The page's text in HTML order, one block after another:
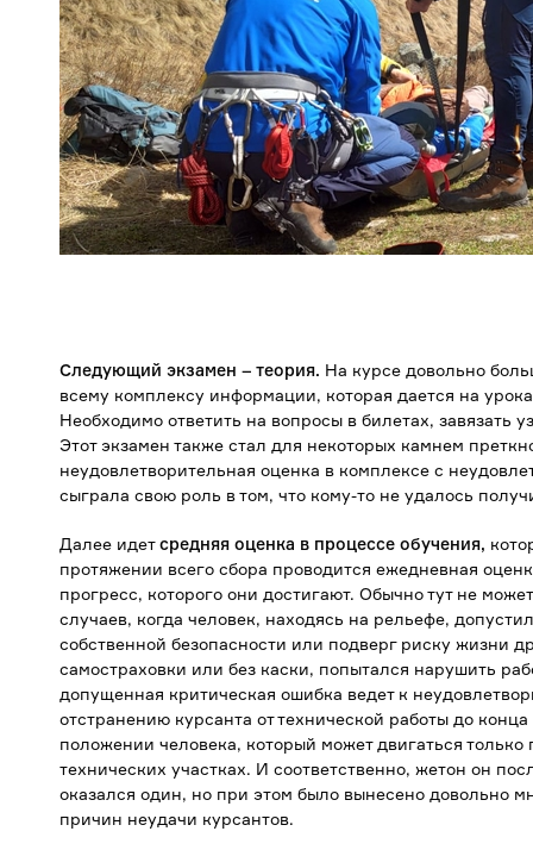
Следующий экзамен – теория. На курсе довольно
всему комплексу информации, которая дается на
Необходимо ответить на вопросы в билетах, завязать
Этот экзамен также стал для некоторых камнем
неудовлетворительная оценка в комплексе с
сыграла свою роль в том, что кому-то не удалось
Далее идетсредняя оценка в процессе обучения,
протяжении всего сбора проводится ежедневная
прогресс, которого они достигают. Обычно тут не
случаев, когда человек, находясь на рельефе,
собственной безопасности или подверг риску жизни
самостраховки или без каски, попытался нарушить
допущенная критическая ошибка ведет к
отстранению курсанта от технической работы до
положении человека, который может двигаться
технических участках. И соответственно, жетон он
оказался один, но при этом было вынесено довольно
причин неудачи курсантов.